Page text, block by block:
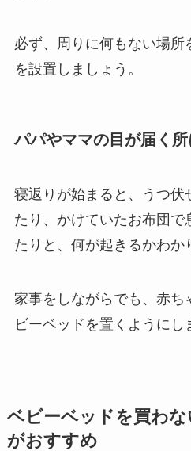
必ず、周りに何もない場所
を設置しましょう。
パパやママの目が届く所
寝返りが始まると、うつ伏
たり、かけていたお布団で
たりと、何が起きるかわか
家事をしながらでも、赤ち
ビーベッドを置くようにし
ベビーベッドを買わ
がおすすめ